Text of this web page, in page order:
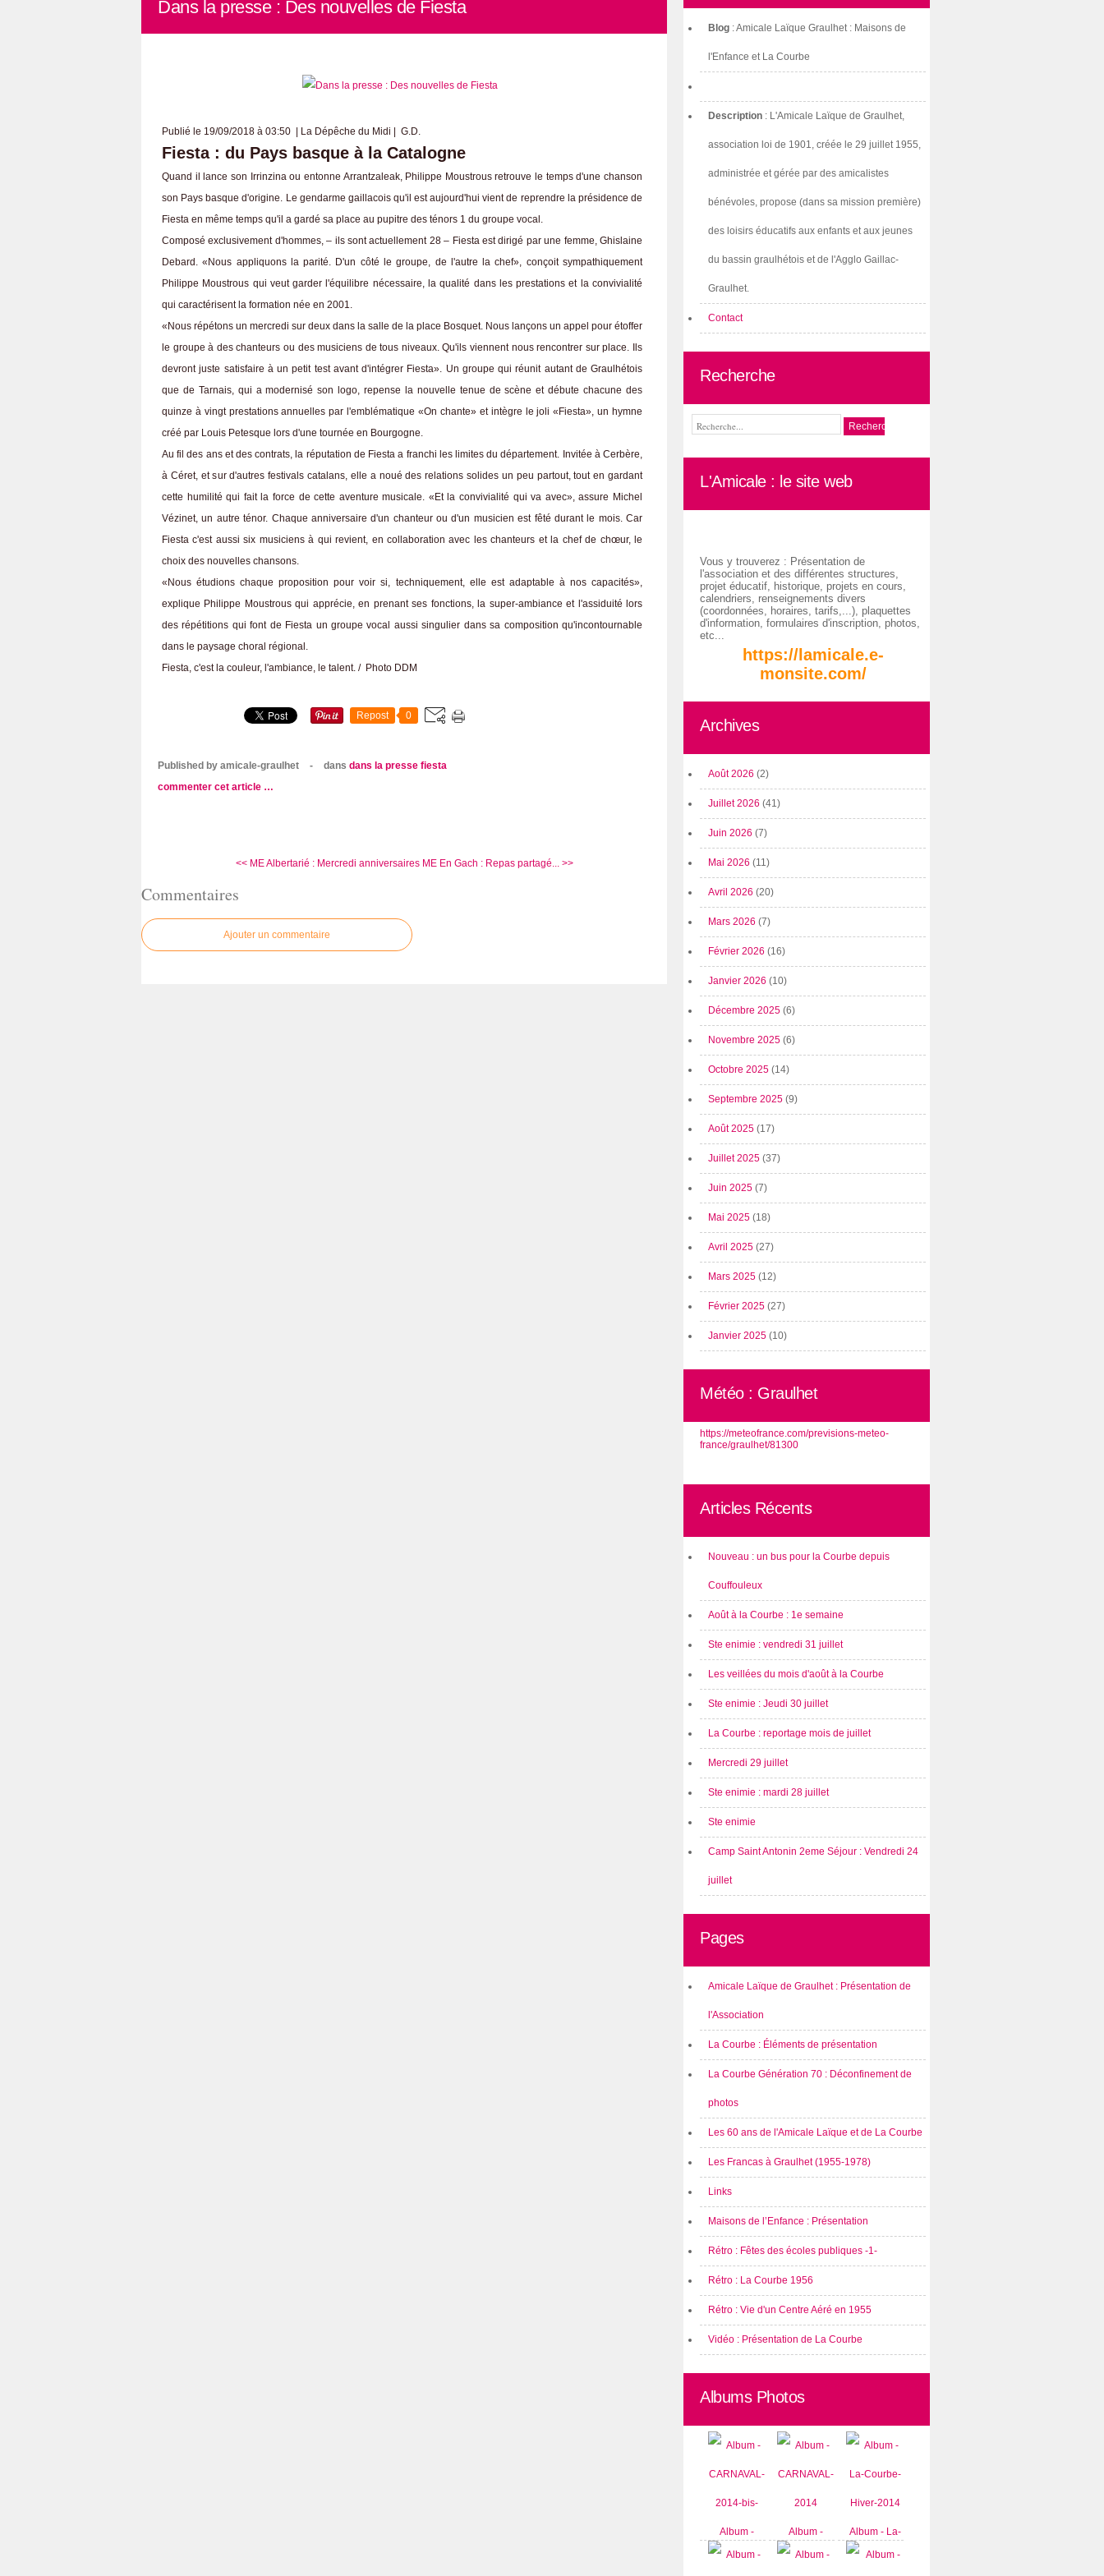
Dans la presse : Des nouvelles de Fiesta
Publié le 19/09/2018 à 03:50 | La Dépêche du Midi | G.D.
Fiesta : du Pays basque à la Catalogne
Quand il lance son Irrinzina ou entonne Arrantzaleak, Philippe Moustrous retrouve le temps d'une chanson
son Pays basque d'origine. Le gendarme gaillacois qu'il est aujourd'hui vient de reprendre la présidence de
Fiesta en même temps qu'il a gardé sa place au pupitre des ténors 1 du groupe vocal.
Composé exclusivement d'hommes, – ils sont actuellement 28 – Fiesta est dirigé par une femme, Ghislaine
Debard. «Nous appliquons la parité. D'un côté le groupe, de l'autre la chef», conçoit sympathiquement
Philippe Moustrous qui veut garder l'équilibre nécessaire, la qualité dans les prestations et la convivialité
qui caractérisent la formation née en 2001.
«Nous répétons un mercredi sur deux dans la salle de la place Bosquet. Nous lançons un appel pour étoffer
le groupe à des chanteurs ou des musiciens de tous niveaux. Qu'ils viennent nous rencontrer sur place. Ils
devront juste satisfaire à un petit test avant d'intégrer Fiesta». Un groupe qui réunit autant de Graulhétois
que de Tarnais, qui a modernisé son logo, repense la nouvelle tenue de scène et débute chacune des
quinze à vingt prestations annuelles par l'emblématique «On chante» et intègre le joli «Fiesta», un hymne
créé par Louis Petesque lors d'une tournée en Bourgogne.
Au fil des ans et des contrats, la réputation de Fiesta a franchi les limites du département. Invitée à Cerbère,
à Céret, et sur d'autres festivals catalans, elle a noué des relations solides un peu partout, tout en gardant
cette humilité qui fait la force de cette aventure musicale. «Et la convivialité qui va avec», assure Michel
Vézinet, un autre ténor. Chaque anniversaire d'un chanteur ou d'un musicien est fêté durant le mois. Car
Fiesta c'est aussi six musiciens à qui revient, en collaboration avec les chanteurs et la chef de chœur, le
choix des nouvelles chansons.
«Nous étudions chaque proposition pour voir si, techniquement, elle est adaptable à nos capacités»,
explique Philippe Moustrous qui apprécie, en prenant ses fonctions, la super-ambiance et l'assiduité lors
des répétitions qui font de Fiesta un groupe vocal aussi singulier dans sa composition qu'incontournable
dans le paysage choral régional.
Fiesta, c'est la couleur, l'ambiance, le talent. / Photo DDM
Repost 0
Published by amicale-graulhet - dans dans la presse fiesta
commenter cet article …
<< ME Albertarié : Mercredi anniversaires ME En Gach : Repas partagé... >>
Commentaires
Ajouter un commentaire
Blog : Amicale Laïque Graulhet : Maisons de
l'Enfance et La Courbe
Description : L'Amicale Laïque de Graulhet,
association loi de 1901, créée le 29 juillet 1955,
administrée et gérée par des amicalistes
bénévoles, propose (dans sa mission première)
des loisirs éducatifs aux enfants et aux jeunes
du bassin graulhétois et de l'Agglo Gaillac-
Graulhet.
Contact
Recherche
L'Amicale : le site web
Vous y trouverez : Présentation de
l'association et des différentes structures,
projet éducatif, historique, projets en cours,
calendriers, renseignements divers
(coordonnées, horaires, tarifs,...), plaquettes
d'information, formulaires d'inscription, photos,
etc...
https://lamicale.e-
monsite.com/
Archives
Août 2026 (2)
Juillet 2026 (41)
Juin 2026 (7)
Mai 2026 (11)
Avril 2026 (20)
Mars 2026 (7)
Février 2026 (16)
Janvier 2026 (10)
Décembre 2025 (6)
Novembre 2025 (6)
Octobre 2025 (14)
Septembre 2025 (9)
Août 2025 (17)
Juillet 2025 (37)
Juin 2025 (7)
Mai 2025 (18)
Avril 2025 (27)
Mars 2025 (12)
Février 2025 (27)
Janvier 2025 (10)
Météo : Graulhet
https://meteofrance.com/previsions-meteo-
france/graulhet/81300
Articles Récents
Nouveau : un bus pour la Courbe depuis
Couffouleux
Août à la Courbe : 1e semaine
Ste enimie : vendredi 31 juillet
Les veillées du mois d'août à la Courbe
Ste enimie : Jeudi 30 juillet
La Courbe : reportage mois de juillet
Mercredi 29 juillet
Ste enimie : mardi 28 juillet
Ste enimie
Camp Saint Antonin 2eme Séjour : Vendredi 24
juillet
Pages
Amicale Laïque de Graulhet : Présentation de
l'Association
La Courbe : Éléments de présentation
La Courbe Génération 70 : Déconfinement de
photos
Les 60 ans de l'Amicale Laïque et de La Courbe
Les Francas à Graulhet (1955-1978)
Links
Maisons de l’Enfance : Présentation
Rétro : Fêtes des écoles publiques -1-
Rétro : La Courbe 1956
Rétro : Vie d'un Centre Aéré en 1955
Vidéo : Présentation de La Courbe
Albums Photos
Album -
CARNAVAL-
Album -
CARNAVAL-
Album - La-
Courbe-